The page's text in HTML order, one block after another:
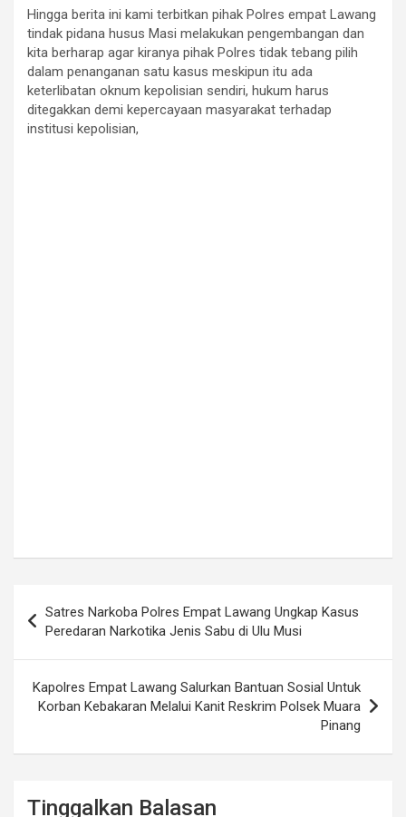
Hingga berita ini kami terbitkan pihak Polres empat Lawang
tindak pidana husus Masi melakukan pengembangan dan
kita berharap agar kiranya pihak Polres tidak tebang pilih
dalam penanganan satu kasus meskipun itu ada
keterlibatan oknum kepolisian sendiri, hukum harus
ditegakkan demi kepercayaan masyarakat terhadap
institusi kepolisian,
pos
Satres Narkoba Polres Empat Lawang Ungkap Kasus
Peredaran Narkotika Jenis Sabu di Ulu Musi
Kapolres Empat Lawang Salurkan Bantuan Sosial Untuk
Korban Kebakaran Melalui Kanit Reskrim Polsek Muara
Pinang
Tinggalkan Balasan